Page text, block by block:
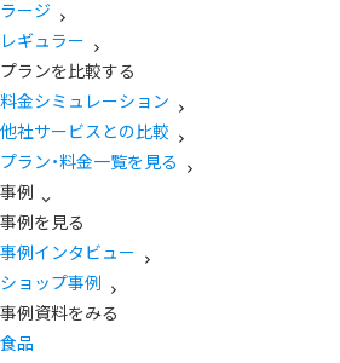
ラージ
レギュラー
プランを比較する
料金シミュレーション
他社サービスとの比較
プラン・料金一覧を見る
事例
事例を見る
事例インタビュー
ショップ事例
事例資料をみる
食品